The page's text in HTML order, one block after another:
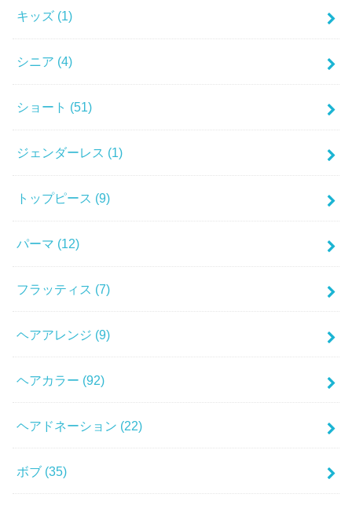
キッズ (1)
シニア (4)
ショート (51)
ジェンダーレス (1)
トップピース (9)
パーマ (12)
フラッティス (7)
ヘアアレンジ (9)
ヘアカラー (92)
ヘアドネーション (22)
ボブ (35)